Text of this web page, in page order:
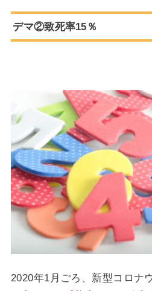
デマ②致死率15％
2020年1月ごろ、新型コロナ